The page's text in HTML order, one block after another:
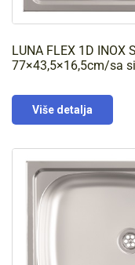
LUNA FLEX 1D INOX
77×43,5×16,5cm/sa
Više detalja